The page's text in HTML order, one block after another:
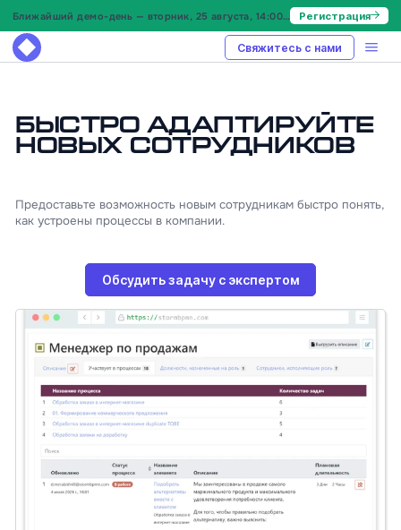
Ближайший демо-день — вторник, 25 августа, 14:00 МСК Регистрация
Свяжитесь с нами
Быстро адаптируйте
новых сотрудников
Предоставьте возможность новым сотрудникам быстро понять,
как устроены процессы в компании.
Обсудить задачу с экспертом